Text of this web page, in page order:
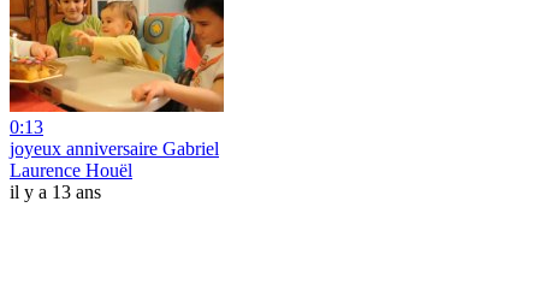
0:13
joyeux anniversaire Gabriel
Laurence Houël
il y a 13 ans